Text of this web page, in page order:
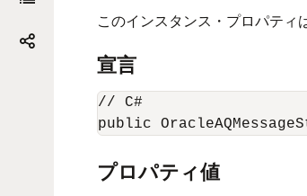
このインスタンス・プロパティ
宣言
// C#
public
プロパティ値